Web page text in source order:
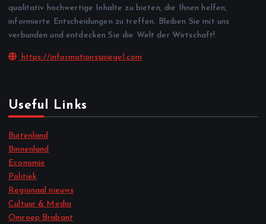
qualitativ hochwertige Inhalte zu bieten, die Ihnen helfen,
informierte Entscheidungen zu treffen. Bleiben Sie mit uns
verbunden und entdecken Sie die Welt der Wirtschaft!
https://informationsspiegel.com
Useful Links
Buitenland
Binnenland
Economie
Politiek
Regionaal nieuws
Cultuur & Media
Omroep Brabant